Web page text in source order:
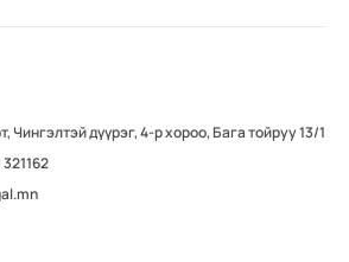
Чингэлтэй дүүрэг, 4-р хороо, Бага тойруу 13/1